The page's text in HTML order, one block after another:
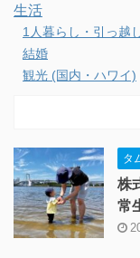
生活
1人暮らし・引っ越
結婚
観光 (国内・ハワイ)
タ
株
常